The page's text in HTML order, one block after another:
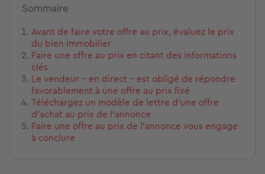
Sommaire
Avant de faire votre offre au prix, évaluez le prix
du bien immobilier
Faire une offre au prix en citant des informations
clés
Le vendeur - en direct - est obligé de répondre
favorablement à une offre au prix fixé
Téléchargez un modèle de lettre d’une offre
d’achat au prix de l’annonce
Faire une offre au prix de l’annonce vous engage
à conclure